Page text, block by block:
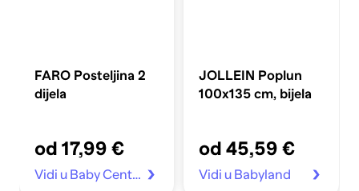
FARO Posteljina 2
dijela
od 17,99 €
Vidi u Baby Center
JOLLEIN Poplun
100x135 cm, bijela
od 45,59 €
Vidi u Babyland